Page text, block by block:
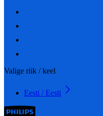
Valige riik / keel
Eesti / Eesti